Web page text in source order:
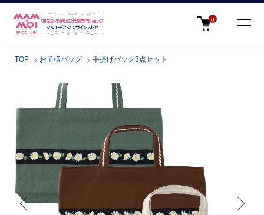
0
TOP お子様バッグ 手提げバック3点セット